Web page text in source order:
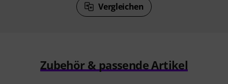
Vergleichen
Zubehör & passende Artikel